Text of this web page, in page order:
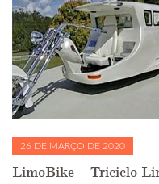
26 DE MARÇO DE 2020
LimoBike – Triciclo